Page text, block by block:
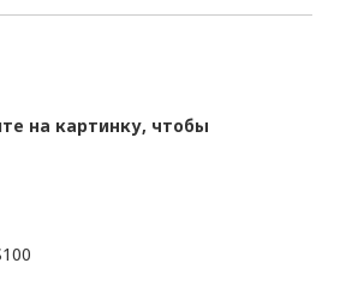
на картинку, чтобы